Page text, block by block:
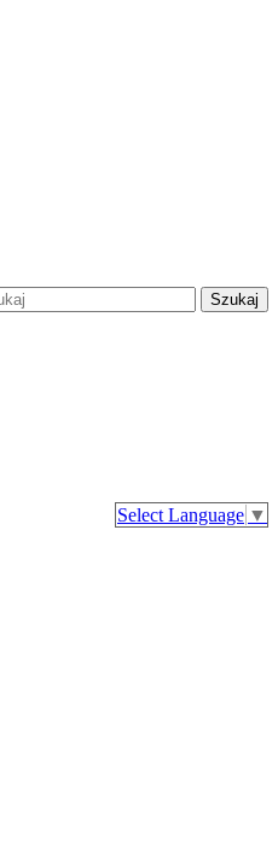
Szukaj
Select Language ▼